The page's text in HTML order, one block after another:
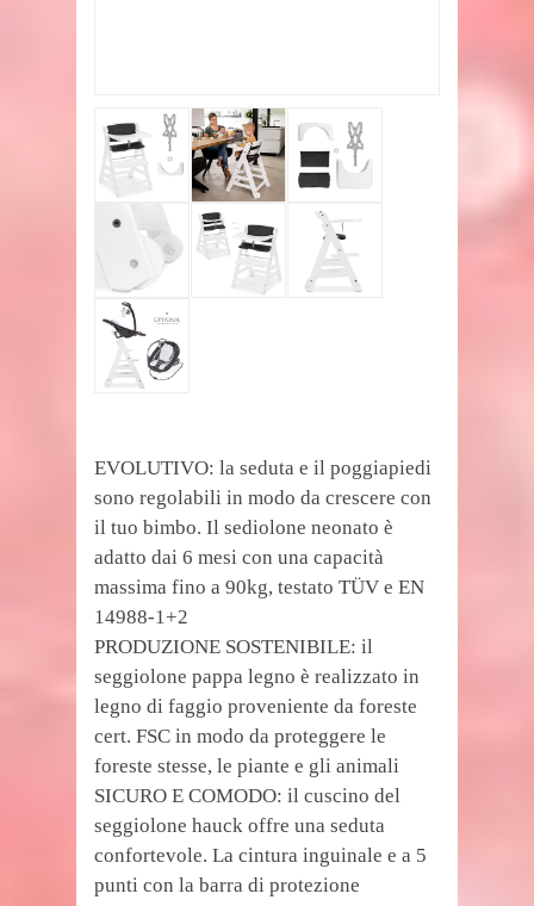
EVOLUTIVO: la seduta e il poggiapiedi
sono regolabili in modo da crescere con
il tuo bimbo. Il sediolone neonato è
adatto dai 6 mesi con una capacità
massima fino a 90kg, testato TÜV e EN
14988-1+2
PRODUZIONE SOSTENIBILE: il
seggiolone pappa legno è realizzato in
legno di faggio proveniente da foreste
cert. FSC in modo da proteggere le
foreste stesse, le piante e gli animali
SICURO E COMODO: il cuscino del
seggiolone hauck offre una seduta
confortevole. La cintura inguinale e a 5
punti con la barra di protezione